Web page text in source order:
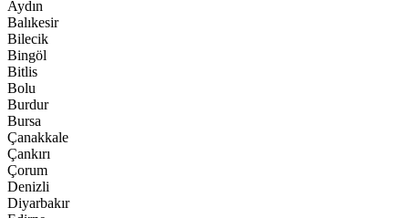
Aydın
Balıkesir
Bilecik
Bingöl
Bitlis
Bolu
Burdur
Bursa
Çanakkale
Çankırı
Çorum
Denizli
Diyarbakır